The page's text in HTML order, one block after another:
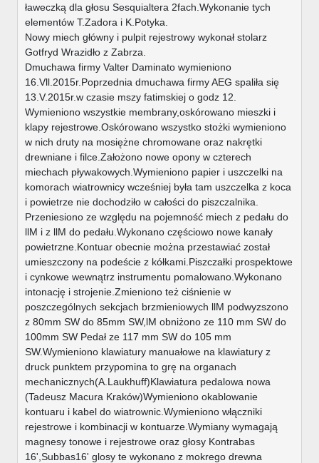
ławeczką dla głosu Sesquialtera 2fach.Wykonanie tych
elementów T.Zadora i K.Potyka.
Nowy miech główny i pulpit rejestrowy wykonał stolarz
Gotfryd Wrazidło z Zabrza.
Dmuchawa firmy Valter Daminato wymieniono
16.Vll.2015r.Poprzednia dmuchawa firmy AEG spaliła się
13.V.2015r.w czasie mszy fatimskiej o godz 12.
Wymieniono wszystkie membrany,oskórowano mieszki i
klapy rejestrowe.Oskórowano wszystko stożki wymieniono
w nich druty na mosiężne chromowane oraz nakrętki
drewniane i filce.Założono nowe opony w czterech
miechach pływakowych.Wymieniono papier i uszczelki na
komorach wiatrownicy wcześniej była tam uszczelka z koca
i powietrze nie dochodziło w całości do piszczalnika.
Przeniesiono ze względu na pojemność miech z pedału do
llM i z llM do pedału.Wykonano częściowo nowe kanały
powietrzne.Kontuar obecnie można przestawiać został
umieszczony na podeście z kółkami.Piszczałki prospektowe
i cynkowe wewnątrz instrumentu pomalowano.Wykonano
intonację i strojenie.Zmieniono też ciśnienie w
poszczególnych sekcjach brzmieniowych llM podwyzszono
z 80mm SW do 85mm SW,lM obniżono ze 110 mm SW do
100mm SW Pedał ze 117 mm SW do 105 mm
SW.Wymieniono klawiatury manuałowe na klawiatury z
druck punktem przypomina to grę na organach
mechanicznych(A.Laukhuff)Klawiatura pedalowa nowa
(Tadeusz Macura Kraków)Wymieniono okablowanie
kontuaru i kabel do wiatrownic.Wymieniono włączniki
rejestrowe i kombinacji w kontuarze.Wymiany wymagają
magnesy tonowe i rejestrowe oraz głosy Kontrabas
16',Subbas16' glosy te wykonano z mokrego drewna